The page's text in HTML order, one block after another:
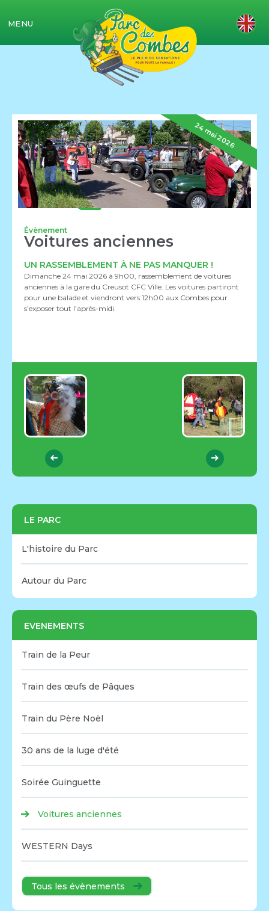
MENU
24 mai 2026
Évènement
Voitures anciennes
UN RASSEMBLEMENT À NE PAS MANQUER !
Dimanche 24 mai 2026 à 9h00, rassemblement de voitures
anciennes à la gare du Creusot CFC Ville. Les voitures partiront
pour une balade et viendront vers 12h00 aux Combes pour
s’exposer tout l’après-midi.
LE PARC
L'histoire du Parc
Autour du Parc
EVENEMENTS
Train de la Peur
Train des œufs de Pâques
Train du Père Noël
30 ans de la luge d'été
Soirée Guinguette
Voitures anciennes
WESTERN Days
Tous les évènements